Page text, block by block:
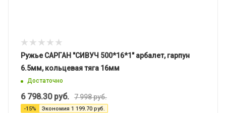
Ружье САРГАН "СИВУЧ 500*16*1" арбалет, гарпун
6.5мм, кольцевая тяга 16мм
Достаточно
6 798.30руб. 7 998руб.
-15% Экономия 1 199.70 руб.